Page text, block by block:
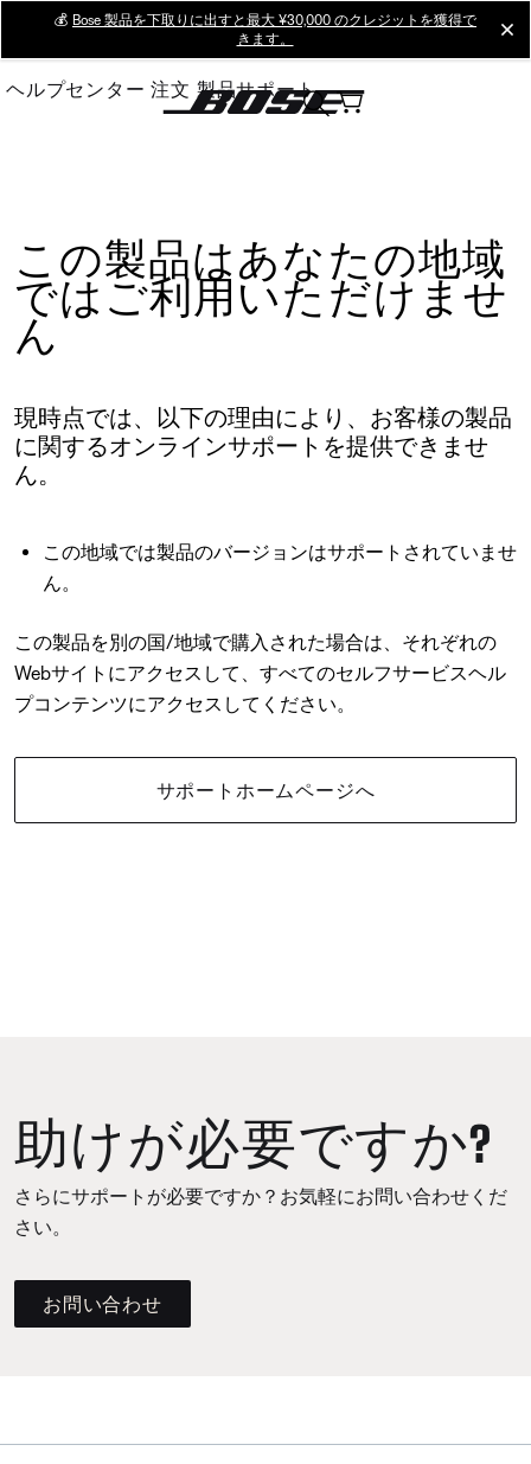
Main
💰 Bose 製品を下取りに出すと最大 ¥30,000 のクレジットを獲得で
きます。
ヘルプセンター 注文 製品サポート
この製品はあなたの地域
ではご利用いただけませ
ん
現時点では、以下の理由により、お客様の製品
に関するオンラインサポートを提供できませ
ん。
この地域では製品のバージョンはサポートされていませ
ん。
この製品を別の国/地域で購入された場合は、それぞれの
Webサイトにアクセスして、すべてのセルフサービスヘル
プコンテンツにアクセスしてください。
サポートホームページへ
助けが必要ですか?
さらにサポートが必要ですか？お気軽にお問い合わせくだ
さい。
お問い合わせ